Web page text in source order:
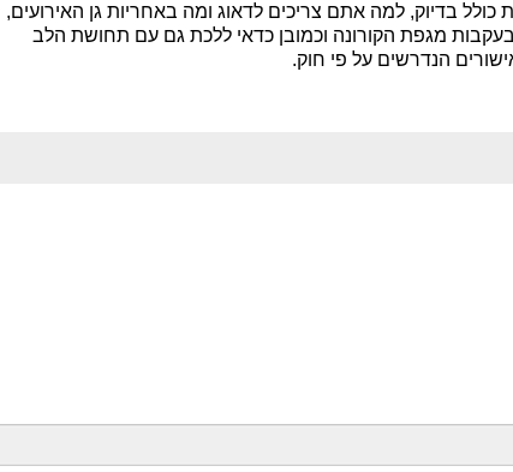
כולל בדיוק, למה אתם צריכים לדאוג ומה באחריות גן האירועים,
מגפת הקורונה וכמובן כדאי ללכת גם עם תחושת הלב
הנדרשים על פי חוק.